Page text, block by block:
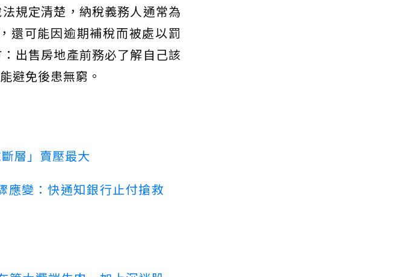
規定清楚，納稅義務人通常為
還可能因逾期補稅而被處以罰
出售房地產前務必了解自己該
避免後患無窮。
層」賣壓最大
應變：快通知銀行止付搶救